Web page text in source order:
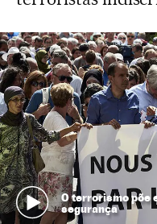
O terrorismo põe
segurança